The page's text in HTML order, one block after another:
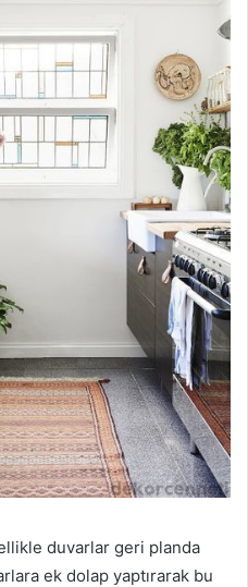
duvarlar geri planda
ek dolap yaptırarak bu